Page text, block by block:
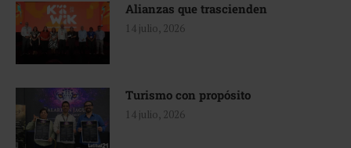
Alianzas que trascienden
14 julio, 2026
Turismo con propósito
14 julio, 2026